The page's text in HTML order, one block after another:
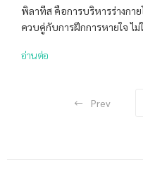
พิลาทีส คือการบริหารร่างกา
ควบคู่กับการฝึกการหายใจ ไม่
อ่านต่อ
Prev